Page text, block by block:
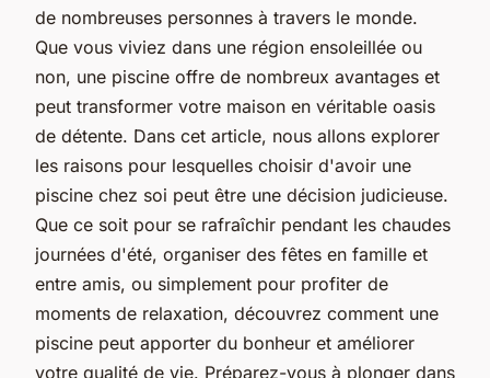
de nombreuses personnes à travers le monde.
Que vous viviez dans une région ensoleillée ou
non, une piscine offre de nombreux avantages et
peut transformer votre maison en véritable oasis
de détente. Dans cet article, nous allons explorer
les raisons pour lesquelles choisir d'avoir une
piscine chez soi peut être une décision judicieuse.
Que ce soit pour se rafraîchir pendant les chaudes
journées d'été, organiser des fêtes en famille et
entre amis, ou simplement pour profiter de
moments de relaxation, découvrez comment une
piscine peut apporter du bonheur et améliorer
votre qualité de vie. Préparez-vous à plonger dans